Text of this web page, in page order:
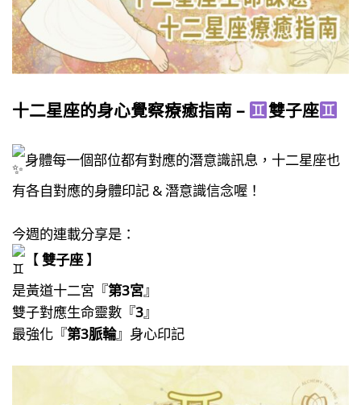
十二星座的身心覺察療癒指南 – 雙子座
身體每一個部位都有對應的潛意識訊息，十二星座也
有各自對應的身體印記 & 潛意識信念喔！​
今週的連載分享是：​
【雙子座】​
是黃道十二宮『第3宮』​
雙子對應生命靈數『3』​
最強化『第3脈輪』身心印記​